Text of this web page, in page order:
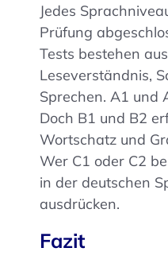
Jedes
Prüfung
Tests bestehen
Leseverständnis,
Sprechen. A1 und
Doch B1 und B2
Wortschatz und
Wer C1 oder C2
in der deutschen
ausdrücken.
Fazit